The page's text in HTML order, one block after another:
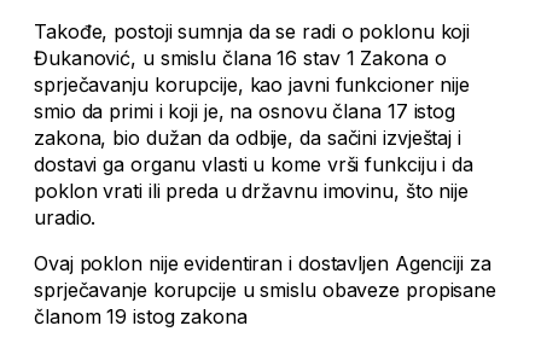
Takođe, postoji sumnja da se radi o poklonu koji
Đukanović, u smislu člana 16 stav 1 Zakona o
sprječavanju korupcije, kao javni funkcioner nije
smio da primi i koji je, na osnovu člana 17 istog
zakona, bio dužan da odbije, da sačini izvještaj i
dostavi ga organu vlasti u kome vrši funkciju i da
poklon vrati ili preda u državnu imovinu, što nije
uradio.
Ovaj poklon nije evidentiran i dostavljen Agenciji za
sprječavanje korupcije u smislu obaveze propisane
članom 19 istog zakona